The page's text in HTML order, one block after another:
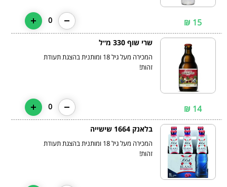
15 ₪
0
שרי שוף 330 מ״ל
המכירה מעל גיל 18 ומותנית בהצגת תעודת
זהות!
14 ₪
0
בלאנק 1664 שישייה
המכירה מעל גיל 18 ומותנית בהצגת תעודת
זהות!